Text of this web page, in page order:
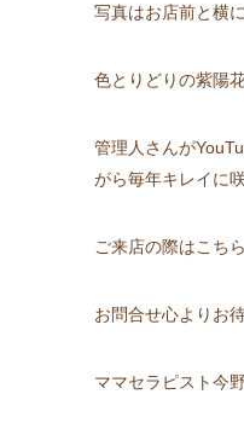
写真はお店前と横
色とりどりの紫陽
管理人さんが
がら毎年キレイに
ご来店の際はこち
お問合せ心よりお
ママセラピスト今